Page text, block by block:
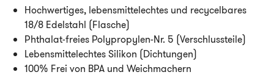
Hochwertiges, lebensmittelechtes und recycelbares
18/8 Edelstahl (Flasche)
Phthalat-freies Polypropylen-Nr. 5 (Verschlussteile)
Lebensmittelechtes Silikon (Dichtungen)
100% Frei von BPA und Weichmachern